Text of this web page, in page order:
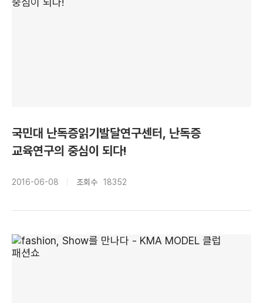
국민대 난독증읽기발달연구센터, 난독증
교육연구의 중심이 되다!
2016-06-08 조회수 18352